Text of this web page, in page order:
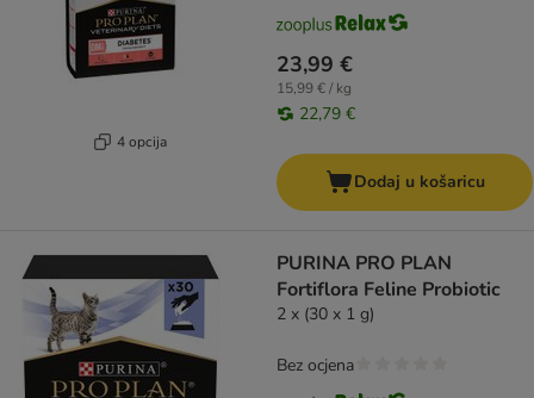
4 opcija
23,99 €
15,99 € / kg
22,79 €
Dodaj u košaricu
PURINA PRO PLAN
Fortiflora Feline Probiotic
2 x (30 x 1 g)
Bez ocjena